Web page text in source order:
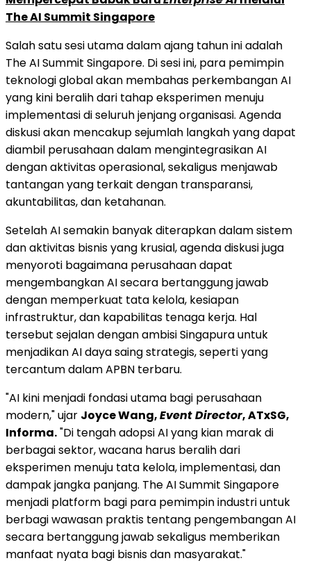
The AI Summit Singapore
Salah satu sesi utama dalam ajang tahun ini adalah
The AI Summit Singapore. Di sesi ini, para pemimpin
teknologi global akan membahas perkembangan AI
yang kini beralih dari tahap eksperimen menuju
implementasi di seluruh jenjang organisasi. Agenda
diskusi akan mencakup sejumlah langkah yang dapat
diambil perusahaan dalam mengintegrasikan AI
dengan aktivitas operasional, sekaligus menjawab
tantangan yang terkait dengan transparansi,
akuntabilitas, dan ketahanan.
Setelah AI semakin banyak diterapkan dalam sistem
dan aktivitas bisnis yang krusial, agenda diskusi juga
menyoroti bagaimana perusahaan dapat
mengembangkan AI secara bertanggung jawab
dengan memperkuat tata kelola, kesiapan
infrastruktur, dan kapabilitas tenaga kerja. Hal
tersebut sejalan dengan ambisi Singapura untuk
menjadikan AI daya saing strategis, seperti yang
tercantum dalam APBN terbaru.
"AI kini menjadi fondasi utama bagi perusahaan
modern," ujar Joyce Wang,Event Director, ATxSG,
Informa."Di tengah adopsi AI yang kian marak di
berbagai sektor, wacana harus beralih dari
eksperimen menuju tata kelola, implementasi, dan
dampak jangka panjang. The AI Summit Singapore
menjadi platform bagi para pemimpin industri untuk
berbagi wawasan praktis tentang pengembangan AI
secara bertanggung jawab sekaligus memberikan
manfaat nyata bagi bisnis dan masyarakat."